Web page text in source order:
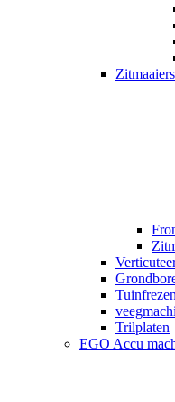
Zitmaaiers
Tuinfrezen
Trilplaten
EGO Accu